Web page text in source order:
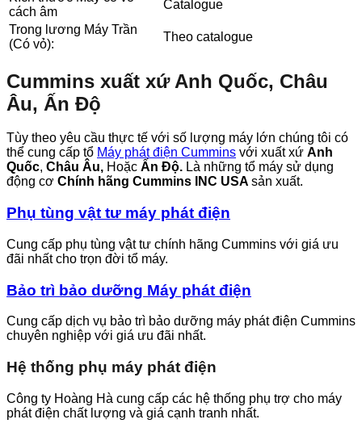
cách âm
Catalogue
Trong lương Máy Trần
(Có vỏ):
Theo catalogue
Cummins xuất xứ Anh Quốc, Châu
Âu, Ấn Độ
Tùy theo yêu cầu thực tế với số lượng máy lớn chúng tôi có
thể cung cấp tổ Máy phát điện Cummins với xuất xứ Anh
Quốc, Châu Âu, Hoặc Ấn Độ. Là những tổ máy sử dụng
động cơ Chính hãng Cummins INC USA sản xuất.
Phụ tùng vật tư máy phát điện
Cung cấp phụ tùng vật tư chính hãng Cummins với giá ưu
đãi nhất cho trọn đời tổ máy.
Bảo trì bảo dưỡng Máy phát điện
Cung cấp dịch vụ bảo trì bảo dưỡng máy phát điện Cummins
chuyên nghiệp với giá ưu đãi nhất.
Hệ thống phụ máy phát điện
Công ty Hoàng Hà cung cấp các hệ thống phụ trợ cho máy
phát điện chất lượng và giá cạnh tranh nhất.